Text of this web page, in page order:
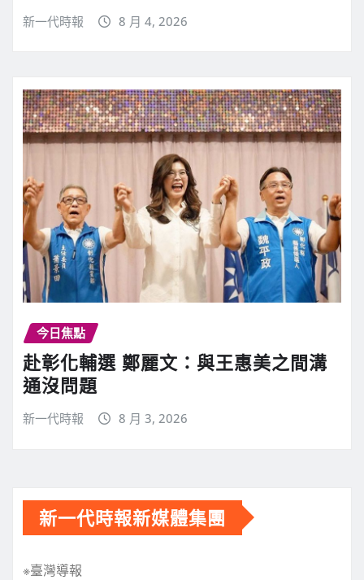
新一代時報 8 月 4, 2026
今日焦點
赴彰化輔選 鄭麗文：與王惠美之間溝
通沒問題
新一代時報 8 月 3, 2026
新一代時報新媒體集團
※臺灣導報